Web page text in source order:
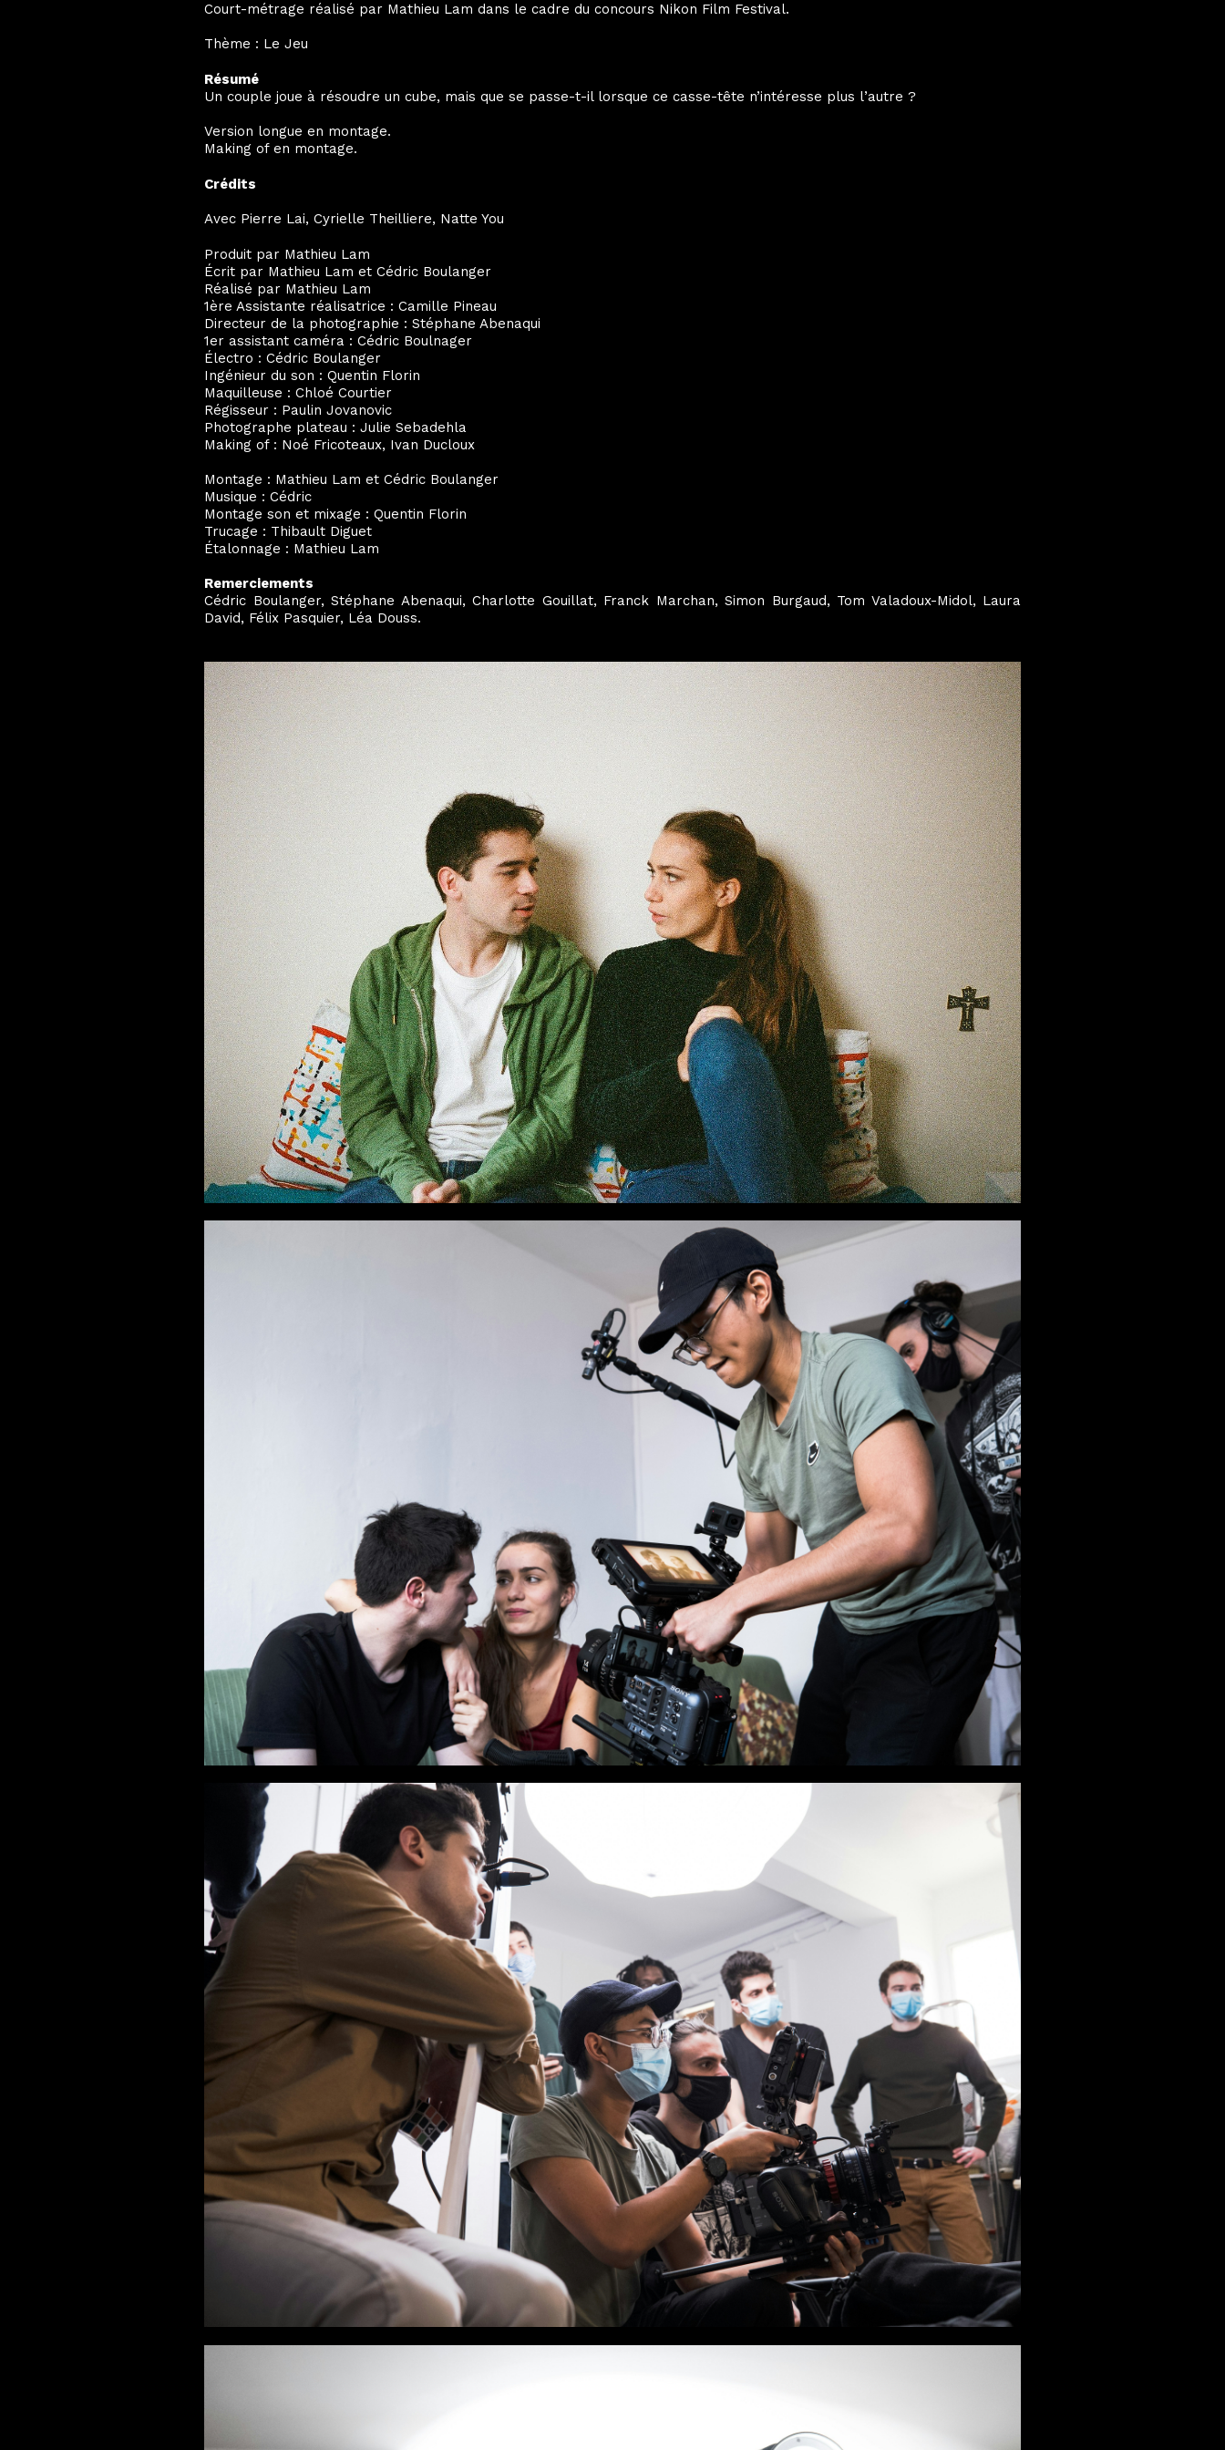
Court-métrage réalisé par Mathieu Lam dans le cadre du concours Nikon Film Festival.
Thème : Le Jeu
Résumé
Un couple joue à résoudre un cube, mais que se passe-t-il lorsque ce casse-tête n’intéresse plus l’autre ?
Version longue en montage.
Making of en montage.
Crédits
Avec Pierre Lai, Cyrielle Theilliere, Natte You
Produit par Mathieu Lam
Écrit par Mathieu Lam et Cédric Boulanger
Réalisé par Mathieu Lam
1ère Assistante réalisatrice : Camille Pineau
Directeur de la photographie : Stéphane Abenaqui
1er assistant caméra : Cédric Boulnager
Électro : Cédric Boulanger
Ingénieur du son : Quentin Florin
Maquilleuse : Chloé Courtier
Régisseur : Paulin Jovanovic
Photographe plateau : Julie Sebadehla
Making of : Noé Fricoteaux, Ivan Ducloux
Montage : Mathieu Lam et Cédric Boulanger
Musique : Cédric
Montage son et mixage : Quentin Florin
Trucage : Thibault Diguet
Étalonnage : Mathieu Lam
Remerciements
Cédric Boulanger, Stéphane Abenaqui, Charlotte Gouillat, Franck Marchan, Simon Burgaud, Tom Valadoux-Midol, Laura
David, Félix Pasquier, Léa Douss.